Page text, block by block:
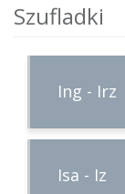
Szufladki
Ing - Irz
Isa - Iz